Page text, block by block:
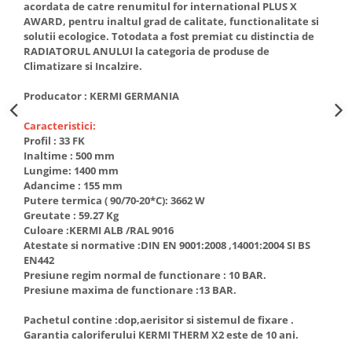
btu
Aparate de Aer conditionat 12000
btu
Aparate de Aer conditionat 18000
Aparate de Aer conditionat 24000
btu
Aparate de Aer conditionat 27000
btu
Panouri solare
Panouri solare presurizate si
nepresurizate
Accesorii Panouri solare
Pompe de circulaţie pentru
instalaţiile termice solare
Vase de expansiune
Incazire in Pardoseala
acordata de catre renumitul for international PLUS X
AWARD, pentru inaltul grad de calitate, functionalitate si
solutii ecologice. Totodata a fost premiat cu distinctia de
RADIATORUL ANULUI la categoria de produse de
Climatizare si Incalzire.
Producator : KERMI GERMANIA
Caracteristici:
Profil : 33 FK
Inaltime : 500 mm
Lungime: 1400 mm
Adancime : 155 mm
Putere termica ( 90/70-20*C): 3662 W
Greutate : 59.27 Kg
Culoare :KERMI ALB /RAL 9016
Atestate si normative :DIN EN 9001:2008 ,14001:2004 SI BS
EN442
Presiune regim normal de functionare : 10 BAR.
Presiune maxima de functionare :13 BAR.
Pachetul contine :dop,aerisitor si sistemul de fixare .
Garantia caloriferului KERMI THERM X2 este de 10 ani.